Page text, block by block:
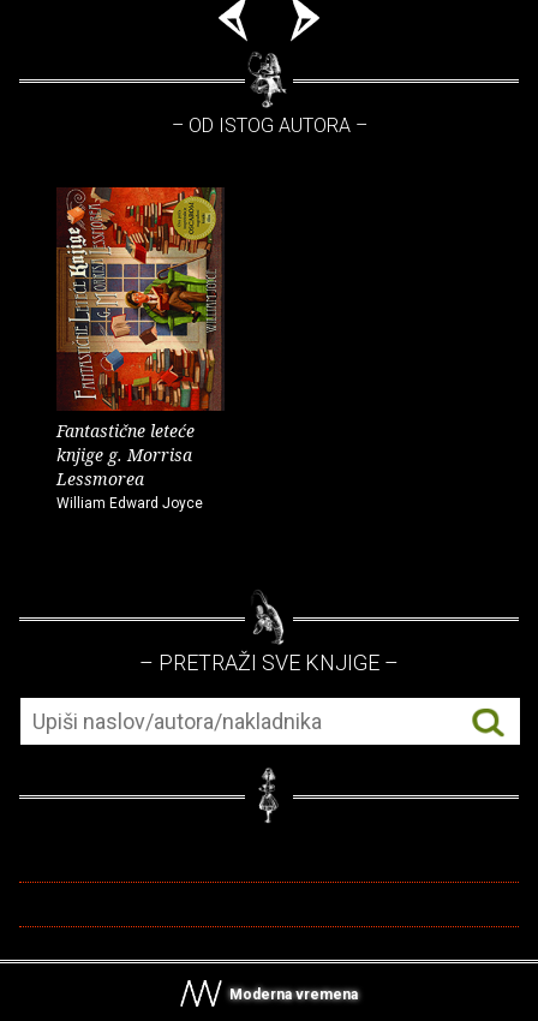
– OD ISTOG AUTORA –
Fantastične leteće
knjige g. Morrisa
Lessmorea
William Edward Joyce
– PRETRAŽI SVE KNJIGE –
Moderna vremena